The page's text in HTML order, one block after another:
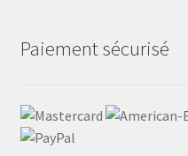
Paiement sécurisé